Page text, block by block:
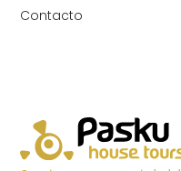
Contacto